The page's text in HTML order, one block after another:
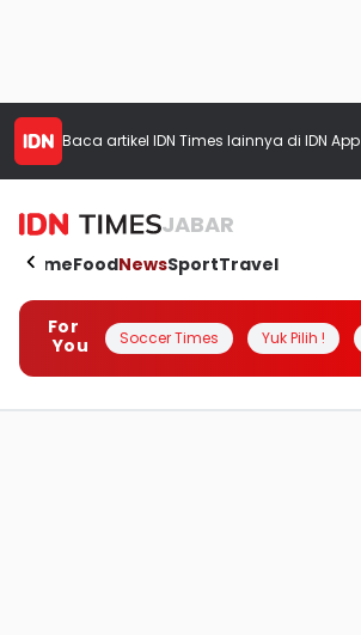
Baca artikel IDN Times lainnya di IDN App
JABAR
HomeFoodNewsSportTravel
For
You
Soccer Times Yuk Pilih !